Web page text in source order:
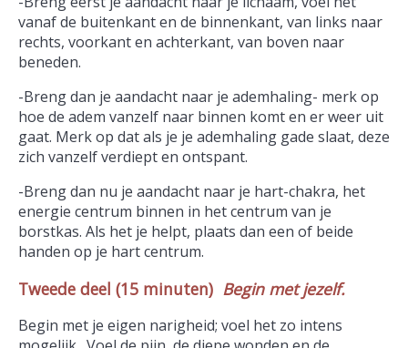
vanaf de buitenkant en de binnenkant, van links naar
rechts, voorkant en achterkant, van boven naar
beneden.
-Breng dan je aandacht naar je ademhaling- merk op
hoe de adem vanzelf naar binnen komt en er weer uit
gaat. Merk op dat als je je ademhaling gade slaat, deze
zich vanzelf verdiept en ontspant.
-Breng dan nu je aandacht naar je hart-chakra, het
energie centrum binnen in het centrum van je
borstkas. Als het je helpt, plaats dan een of beide
handen op je hart centrum.
Tweede deel (15 minuten) Begin met jezelf.
Begin met je eigen narigheid; voel het zo intens